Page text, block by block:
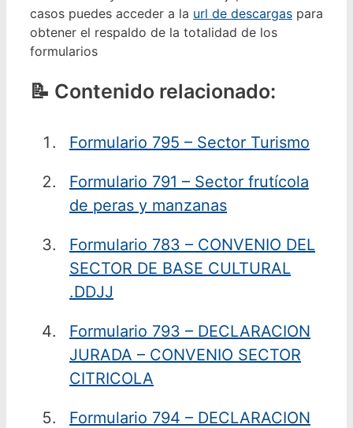
casos puedes acceder a la url de descargas para
obtener el respaldo de la totalidad de los
formularios
Contenido relacionado:
Formulario 795 – Sector Turismo
Formulario 791 – Sector frutícola
de peras y manzanas
Formulario 783 – CONVENIO DEL
SECTOR DE BASE CULTURAL
.DDJJ
Formulario 793 – DECLARACION
JURADA – CONVENIO SECTOR
CITRICOLA
Formulario 794 – DECLARACION